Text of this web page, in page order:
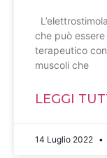
che può
terapeutico
muscoli che
LEGGI
14 Luglio 2022